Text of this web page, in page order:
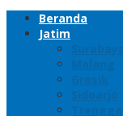
Beranda
Jatim
Malang
Gresik
Sidoarjo